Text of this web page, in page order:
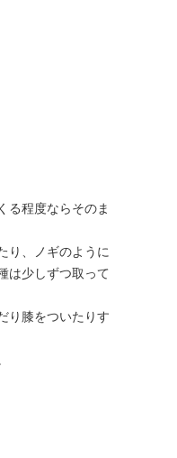
る程度ならそのま
り、ノギのように
は少しずつ取って
り膝をついたりす